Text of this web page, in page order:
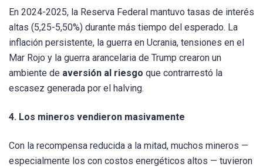
En 2024-2025, la Reserva Federal mantuvo tasas de interés
altas (5,25-5,50%) durante más tiempo del esperado. La
inflación persistente, la guerra en Ucrania, tensiones en el
Mar Rojo y la guerra arancelaria de Trump crearon un
ambiente de aversión al riesgo que contrarrestó la
escasez generada por el halving.
4. Los mineros vendieron masivamente
Con la recompensa reducida a la mitad, muchos mineros —
especialmente los con costos energéticos altos — tuvieron